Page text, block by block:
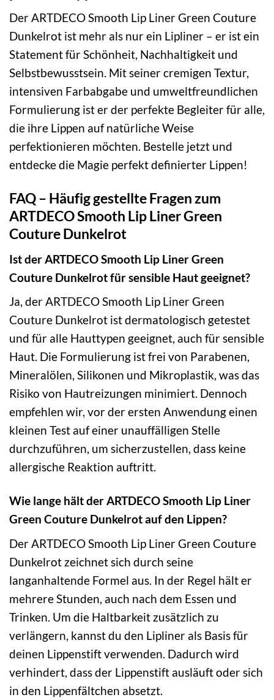
Der ARTDECO Smooth Lip Liner Green Couture
Dunkelrot ist mehr als nur ein Lipliner – er ist ein
Statement für Schönheit, Nachhaltigkeit und
Selbstbewusstsein. Mit seiner cremigen Textur,
intensiven Farbabgabe und umweltfreundlichen
Formulierung ist er der perfekte Begleiter für alle,
die ihre Lippen auf natürliche Weise
perfektionieren möchten. Bestelle jetzt und
entdecke die Magie perfekt definierter Lippen!
FAQ – Häufig gestellte Fragen zum
ARTDECO Smooth Lip Liner Green
Couture Dunkelrot
Ist der ARTDECO Smooth Lip Liner Green
Couture Dunkelrot für sensible Haut geeignet?
Ja, der ARTDECO Smooth Lip Liner Green
Couture Dunkelrot ist dermatologisch getestet
und für alle Hauttypen geeignet, auch für sensible
Haut. Die Formulierung ist frei von Parabenen,
Mineralölen, Silikonen und Mikroplastik, was das
Risiko von Hautreizungen minimiert. Dennoch
empfehlen wir, vor der ersten Anwendung einen
kleinen Test auf einer unauffälligen Stelle
durchzuführen, um sicherzustellen, dass keine
allergische Reaktion auftritt.
Wie lange hält der ARTDECO Smooth Lip Liner
Green Couture Dunkelrot auf den Lippen?
Der ARTDECO Smooth Lip Liner Green Couture
Dunkelrot zeichnet sich durch seine
langanhaltende Formel aus. In der Regel hält er
mehrere Stunden, auch nach dem Essen und
Trinken. Um die Haltbarkeit zusätzlich zu
verlängern, kannst du den Lipliner als Basis für
deinen Lippenstift verwenden. Dadurch wird
verhindert, dass der Lippenstift ausläuft oder sich
in den Lippenfältchen absetzt.